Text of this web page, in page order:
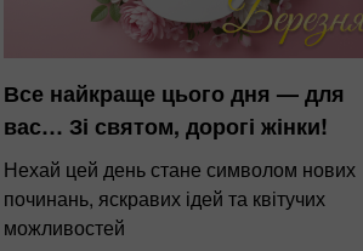
Все найкраще цього дня — для
вас… Зі святом, дорогі жінки!
Нехай цей день стане символом нових
починань, яскравих ідей та квітучих
можливостей
Клубний бонус